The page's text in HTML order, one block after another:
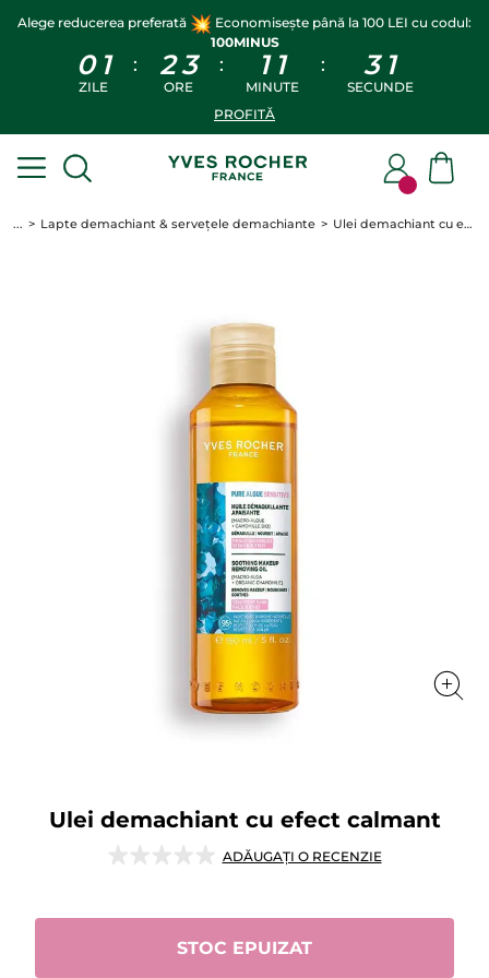
Alege reducerea preferată
Economisește până la 100 LEI cu codul:
100MINUS
0 1
ZILE
: 23
ORE
: 1 1
MINUTE
: 3 1
SECUNDE
PROFITĂ
... Lapte demachiant & servețele demachiante Ulei demachiant cu efect calmant
Ulei demachiant cu efect calmant
★★★★★
★★★★★
evaluare
ADĂUGAȚI O RECENZIE
STOC EPUIZAT